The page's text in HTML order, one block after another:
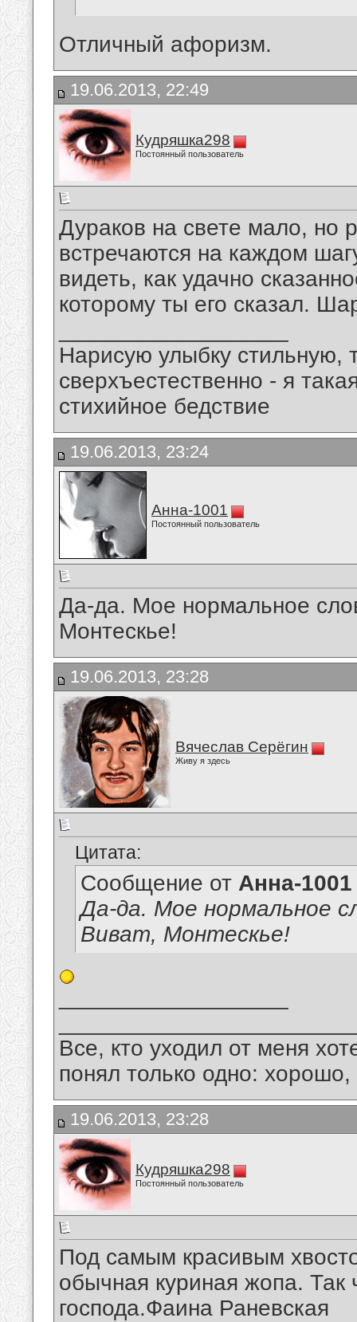
Отличный афоризм.
19.06.2013, 22:49
Кудряшка298
Постоянный пользователь
Дураков на свете мало, но
встречаются на каждом
видеть, как удачно
которому ты его сказал.
Нарисую улыбку стильную,
сверхъестественно - я
стихийное бедствие
19.06.2013, 23:24
Анна-1001
Постоянный пользователь
Да-да. Мое нормальное
Монтескье!
19.06.2013, 23:28
Вячеслав Серёгин
Живу я здесь
Цитата:
Сообщение от Анна-1001
Да-да. Мое нормальное
Виват, Монтескье!
Все, кто уходил от меня
понял только одно:
19.06.2013, 23:28
Кудряшка298
Постоянный пользователь
Под самым красивым
обычная куриная жопа.
господа.Фаина Раневская